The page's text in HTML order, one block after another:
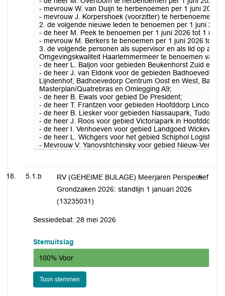
- mevrouw W. van Duijn te herbenoemen per 1 juni 2026
- mevrouw J. Korpershoek (voorzitter) te herbenoemen
2. de volgende nieuwe leden te benoemen per 1 juni
- de heer M. Peek te benoemen per 1 juni 2026 tot 1 mei
- mevrouw M. Berkers te benoemen per 1 juni 2026 tot 1
3. de volgende personen als supervisor en als lid op
Omgevingskwaliteit Haarlemmermeer te benoemen
- de heer L. Baljon voor gebieden Beukenhorst Zuid en
- de heer J. van Eldonk voor de gebieden Badhoevedorp
Lijndenhof, Badhoevedorp Centrum Oost en West,
Masterplan/Quatrebras en Omlegging A9;
- de heer B. Ewals voor gebied De President;
- de heer T. Frantzen voor gebieden Hoofddorp
- de heer B. Liesker voor gebieden Nassaupark,
- de heer J. Roos voor gebied Victoriapark in Hoofddorp;
- de heer I. Venhoeven voor gebied Landgoed
- de heer L. Wichgers voor het gebied Schiphol Logistics
- Mevrouw V. Yanovshtchinsky voor gebied Nieuw-
5.1.b
RV (GEHEIME BIJLAGE) Meerjaren Perspectief
Grondzaken 2026: standlijn 1 januari 2026
(13235031)
Sessiedebat: 28 mei 2026
Stemuitslag
100% Voor
Toon stemmen